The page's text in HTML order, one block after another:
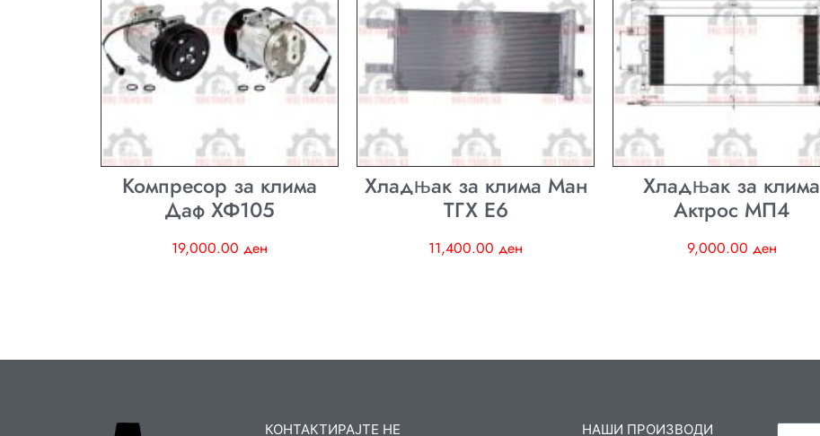
Компресор за клима
Даф ХФ105
19,000.00 ден
Хладњак за клима Ман
ТГХ E6
11,400.00 ден
Хладњак за клима
Актрос МП4
9,000.00 ден
КОНТАКТИРАЈТЕ НЕ НАШИ ПРОИЗВОДИ